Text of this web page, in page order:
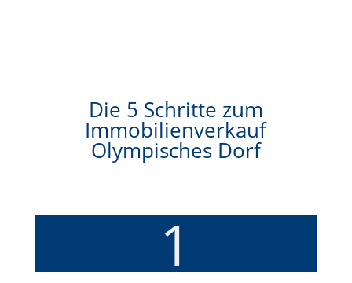
Die 5 Schritte zum
Immobilienverkauf
Olympisches Dorf
1